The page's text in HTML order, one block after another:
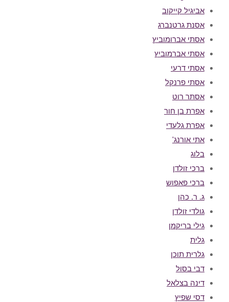
אביגיל קייקוב
אסנת גרטנברג
אסתי אברומוביץ
אסתי אברמוביץ
אסתי דרעי
אסתי פרנקל
אסתר רוט
אפרת בן חור
אפרת גלעדי
אתי אורנג'
בלוג
ברכי זולדן
ברכי פאפוש
ג. ר. כהן
גולדי זולדן
גילי בריקמן
גלית
גלרית תוכן
דבי בסול
דינה בצלאל
דסי שפיץ